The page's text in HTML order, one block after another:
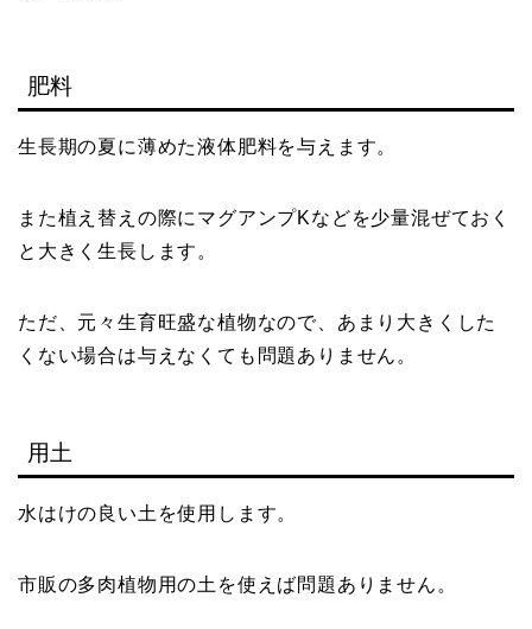
肥料
生長期の夏に薄めた液体肥料を与えます。
また植え替えの際にマグアンプKなどを少量混ぜておく
と大きく生長します。
ただ、元々生育旺盛な植物なので、あまり大きくした
くない場合は与えなくても問題ありません。
用土
水はけの良い土を使用します。
市販の多肉植物用の土を使えば問題ありません。